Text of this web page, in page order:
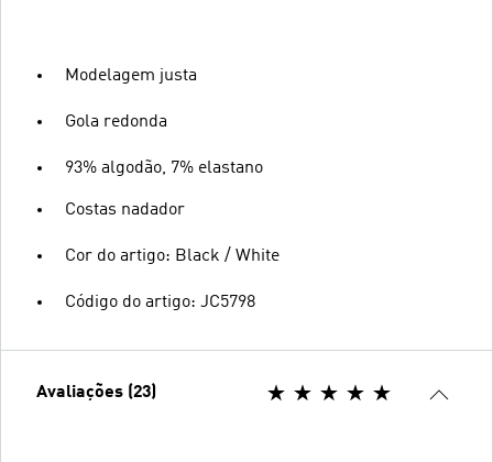
Modelagem justa
Gola redonda
93% algodão, 7% elastano
Costas nadador
Cor do artigo: Black / White
Código do artigo: JC5798
Avaliações (23)